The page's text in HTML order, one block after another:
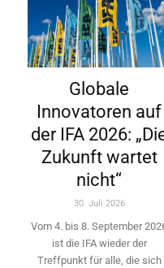
Globale
Innovatoren auf
der IFA 2026:
Zukunft wartet
nicht“
30. Juli 2026
Vom 4. bis 8. September
ist die IFA wieder der
Treffpunkt für alle, die sich